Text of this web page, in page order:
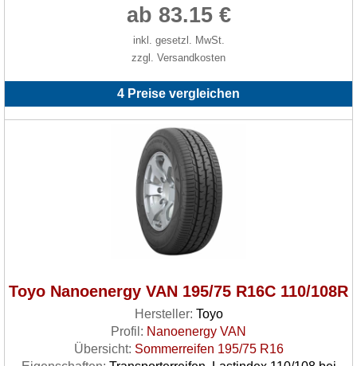
ab 83.15 €
inkl. gesetzl. MwSt.
zzgl. Versandkosten
4 Preise vergleichen
Toyo Nanoenergy VAN 195/75 R16C 110/108R
Hersteller: Toyo
Profil: Nanoenergy VAN
Übersicht: Sommerreifen 195/75 R16